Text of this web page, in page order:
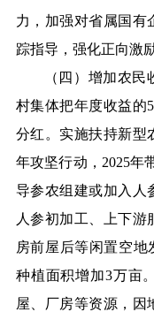
力，加强对省属国有
踪指导，强化正向激励
（四）增加农
村集体把年度收益的
分红。实施扶持新型
年攻坚行动，2025年
导参农组建或加入人
人参初加工、上下游
房前屋后等闲置空地
种植面积增加3万亩
屋、厂房等资源，因